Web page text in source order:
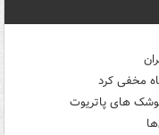
مخفی کرد
های پاتریوت